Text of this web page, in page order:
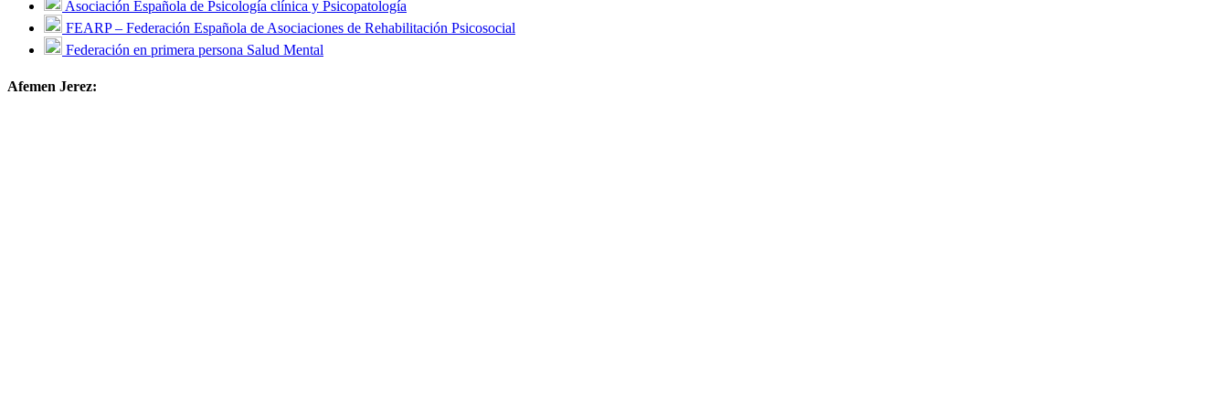
Asociación Española de Psicología clínica y Psicopatología
FEARP – Federación Española de Asociaciones de Rehabilitación Psicosocial
Federación en primera persona Salud Mental
Afemen Jerez: